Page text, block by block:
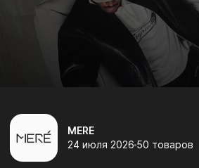
MERE
24 июля 2026 50 товаров